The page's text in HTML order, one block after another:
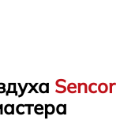
Sencor